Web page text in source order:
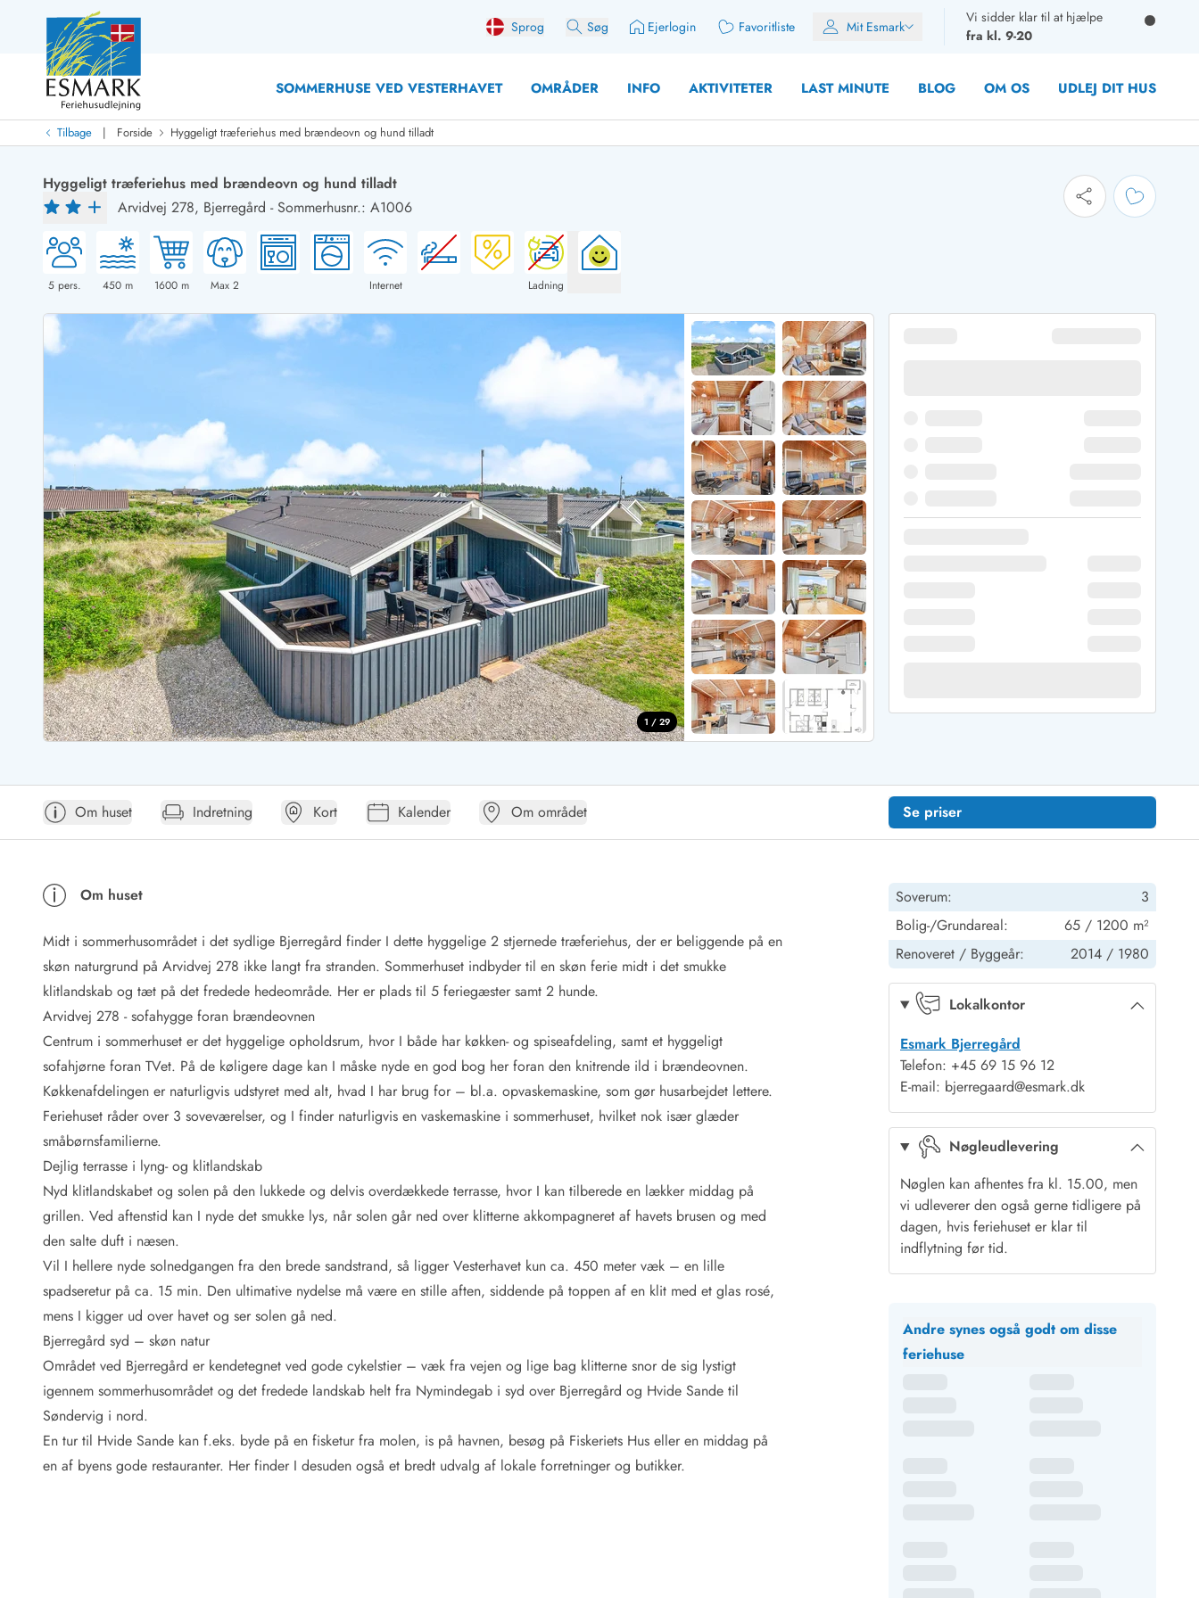
Sprog Søg Ejerlogin Favoritliste Mit Esmark
Vi sidder klar til at hjælpe
fra kl. 9-20
SOMMERHUSE VED VESTERHAVET OMRÅDER INFO AKTIVITETER LAST MINUTE BLOG OM OS UDLEJ DIT HUS
Last Minute
Last minute
Nyheder
Nyheder hos Esmark Med swimmingpoolSommerhuse med hund
Nyrenoverede sommerhuse
Sommerhuse med slutrengøring inklusive
Sommerhuse tæt ved vandet
Nybyggede sommerhuse
Sommerhuse med sauna
Sommerhuse med fredagsskift
Sommerhuse med lørdagsskift
Sommerhuse med søndagsskift
Sommerhuse med plads til fangsten
Sommerhuse med aktivitetsrum
Feriehuse med brændeovn
Luksussommerhuse
Sommerhuse med ydersæsonrabat
Sommerhuse for 2 personer
Sommerhuse for 4 Personer
Sommerhuse for 8 Personer
Sommerhuse i påskeferien
Sommerhuse i sommerferien
Sommerhuse i efterårsferien
Sommerhuse i vinterferien
Sommerhuse i juleferien
Sommerhuse til nytår
Sommerhuse i BjerregårdSommerhuse i BlåvandSommerhuse i Hvide SandeSommerhuse i Søndervig
Sommerhuse i Årgab
Sommerhuse i Arrild
Sommerhuse i Bjerregård
Sommerhuse i Blåvand
Sommerhuse i Bork Havn
Sommerhuse i Fjand
Sommerhuse på Fanø
Sommerhuse i Grærup Strand
Sommerhuse i Haurvig
Sommerhuse i Henne Strand
Sommerhuse i Ho
Sommerhuse i Houstrup
Sommerhuse i Houvig
Sommerhus på Holmsland Klit
Sommerhuse på Holmsland
Sommerhuse i Hvide Sande
Sommerhuse i Klegod
Sommerhuse i Lodbjerg Hede
Sommerhuse i Nr. Lyngvig
Sommerhuse på Rømø
Sommerhuse i Søndervig
Sommerhuse i Skodbjerge
Sommerhuse i Thorsminde
Sommerhuse i Vedersø Klit
Sommerhuse i Vejers Strand
Sommerhuse i Vester Husby
Esmark RejsecurityEsmark KidsVIPEsmark VIP partnerfordeleFordele hos os
Sommerhus ABC
Forbrugsafregning (Strøm, vand...)
Lån og lej
Rengøring
Gavekort
Book tidligt
Lejebetingelser
Vejret i Danmark
Sæsontider
Baderegler
Naturbeskyttelse
Webcam
Fotokonkurrence
Fordele hos os
Esmark Rejsecurity
Esmark KidsVIP
Esmark VIP: Fordele og rabataftaler
Prisgaranti
Ingen depositum
Gæsteanmeldelser
Gratis WiFi i ferieområdet
We love people!
Fritidsaktiviteter
Esmark VIP partnerfordele
Esmark KidsVIP
Tilbage | Forside Hyggeligt træferiehus med brændeovn og hund tilladt
Hyggeligt træferiehus med brændeovn og hund tilladt
Arvidvej 278, Bjerregård -Sommerhusnr.: A1006
5pers. 450 m 1600m Max 2 Internet Ladning
1 / 29
Om huset Indretning Kort Kalender Om området Se priser
Om huset
Midt i sommerhusområdet i det sydlige Bjerregård finder I dette hyggelige 2 stjernede træferiehus, der er beliggende på en
skøn naturgrund på Arvidvej 278 ikke langt fra stranden. Sommerhuset indbyder til en skøn ferie midt i det smukke
klitlandskab og tæt på det fredede hedeområde. Her er plads til 5 feriegæster samt 2 hunde.
Arvidvej 278 - sofahygge foran brændeovnen
Centrum i sommerhuset er det hyggelige opholdsrum, hvor I både har køkken- og spiseafdeling, samt et hyggeligt
sofahjørne foran TVet. På de køligere dage kan I måske nyde en god bog her foran den knitrende ild i brændeovnen.
Køkkenafdelingen er naturligvis udstyret med alt, hvad I har brug for – bl.a. opvaskemaskine, som gør husarbejdet lettere.
Feriehuset råder over 3 soveværelser, og I finder naturligvis en vaskemaskine i sommerhuset, hvilket nok især glæder
småbørnsfamilierne.
Dejlig terrasse i lyng- og klitlandskab
Nyd klitlandskabet og solen på den lukkede og delvis overdækkede terrasse, hvor I kan tilberede en lækker middag på
grillen. Ved aftenstid kan I nyde det smukke lys, når solen går ned over klitterne akkompagneret af havets brusen og med
den salte duft i næsen.
Vil I hellere nyde solnedgangen fra den brede sandstrand, så ligger Vesterhavet kun ca. 450 meter væk – en lille
spadseretur på ca. 15 min. Den ultimative nydelse må være en stille aften, siddende på toppen af en klit med et glas rosé,
mens I kigger ud over havet og ser solen gå ned.
Bjerregård syd – skøn natur
Området ved Bjerregård er kendetegnet ved gode cykelstier – væk fra vejen og lige bag klitterne snor de sig lystigt
igennem sommerhusområdet og det fredede landskab helt fra Nymindegab i syd over Bjerregård og Hvide Sande til
Søndervig i nord.
En tur til Hvide Sande kan f.eks. byde på en fisketur fra molen, is på havnen, besøg på Fiskeriets Hus eller en middag på
en af byens gode restauranter. Her finder I desuden også et bredt udvalg af lokale forretninger og butikker.
Soverum:
3
Bolig-/Grundareal:
65 / 1200 m²
Renoveret / Byggeår: 2014 / 1980
Lokalkontor
Esmark Bjerregård
Telefon: +45 69 15 96 12
E-mail: bjerregaard@esmark.dk
Nøgleudlevering
Nøglen kan afhentes fra kl. 15.00, men
vi udleverer den også gerne tidligere på
dagen, hvis feriehuset er klar til
indflytning før tid.
Andre synes også godt om disse
feriehuse